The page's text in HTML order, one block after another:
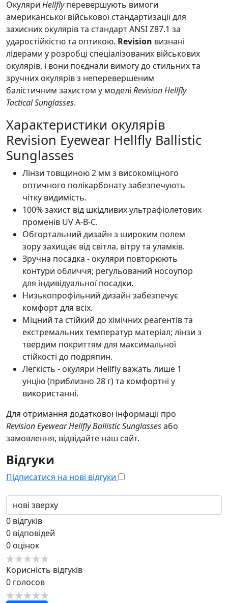
Окуляри Hellflyперевершують вимоги
американської військової стандартизації для
захисних окулярів та стандарт ANSI Z87.1 за
ударостійкістю та оптикою. Revision визнані
лідерами у розробці спеціалізованих військових
окулярів, і вони поєднали вимогу до стильних та
зручних окулярів з неперевершеним
балістичним захистом у моделі Revision Hellfly
Tactical Sunglasses.
Характеристики окулярів
Revision Eyewear Hellfly Ballistic
Sunglasses
Лінзи товщиною 2 мм з високоміцного
оптичного полікарбонату забезпечують
чітку видимість.
100% захист від шкідливих ультрафіолетових
променів UV A-B-C.
Обгортальний дизайн з широким полем
зору захищає від світла, вітру та уламків.
Зручна посадка - окуляри повторюють
контури обличчя; регульований носоупор
для індивідуальної посадки.
Низькопрофільний дизайн забезпечує
комфорт для всіх.
Міцний та стійкий до хімічних реагентів та
екстремальних температур матеріал; лінзи з
твердим покриттям для максимальної
стійкості до подряпин.
Легкість - окуляри Hellfly важать лише 1
унцію (приблизно 28 г) та комфортні у
використанні.
Для отримання додаткової інформації про
Revision Eyewear Hellfly Ballistic Sunglassesабо
замовлення, відвідайте наш сайт.
Відгуки
Підписатися на нові відгуки
0 відгуків
0 відповідей
0 оцінок
Корисність відгуків
0 голосов